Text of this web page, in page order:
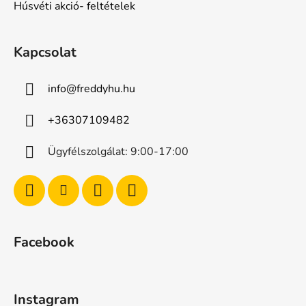
Húsvéti akció- feltételek
Kapcsolat
info@freddyhu.hu
+36307109482
Ügyfélszolgálat: 9:00-17:00
Facebook
Instagram